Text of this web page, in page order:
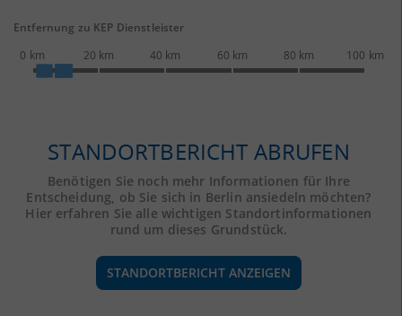
Entfernung zu KEP Dienstleister
0 km
20 km 40 km 60 km 80 km 100 km
STANDORTBERICHT ABRUFEN
Benötigen Sie noch mehr Informationen für Ihre
Entscheidung, ob Sie sich in Berlin ansiedeln möchten?
Hier erfahren Sie alle wichtigen Standortinformationen
rund um dieses Grundstück.
STANDORTBERICHT ANZEIGEN